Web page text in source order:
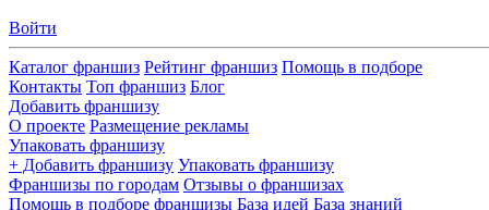
Войти
Каталог франшиз Рейтинг франшиз Помощь в подборе
Контакты Топ франшиз Блог
Добавить франшизу
О проекте Размещение рекламы
Упаковать франшизу
+ Добавить франшизу Упаковать франшизу
Франшизы по городам Отзывы о франшизах
Помощь в подборе франшизы База идей База знаний